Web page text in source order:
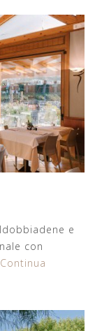
e
con
Continua